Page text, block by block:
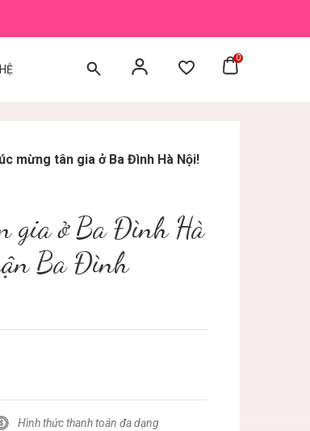
0
mừng tân gia ở Ba Đình Hà Nội!
gia ở Ba Đình Hà
Ba Đình
Hình thức thanh toán đa dạng